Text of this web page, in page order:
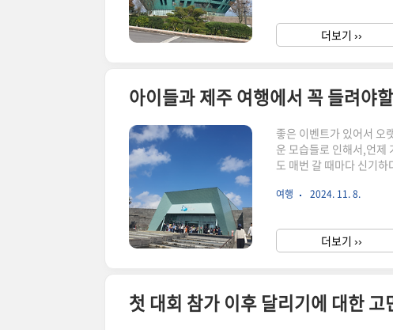
보는 경우도 있어서 설명
실 입니다. 그런 와중에
더보기 ››
아이들과 제주 여행에서 꼭 들려야
좋은 이벤트가 있어서 오
운 모습들로 인해서,언제
도 매번 갈 때마다 신기
및 기본 안내 사항 아쿠아
구분이용요금대인
월~2012년생)39,700원
여행 2024. 11. 8.
더보기 ››
첫 대회 참가 이후 달리기에 대한 고